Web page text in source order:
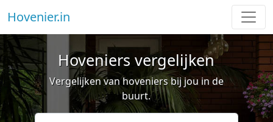
Hovenier.in
Hoveniers vergelijken
Vergelijken van hoveniers bij jou in de
buurt.